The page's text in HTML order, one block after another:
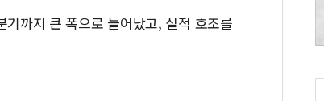
까지 큰 폭으로 늘어났고, 실적 호조를